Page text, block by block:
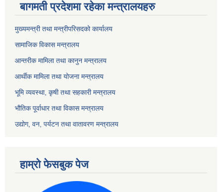
बागमती प्रदेशमा रहेका मन्त्रालयहरु
मुख्यमन्त्री तथा मन्त्रीपरिसदको कार्यालय
सामाजिक विकास मन्त्रालय
आन्तरीक मामिला तथा कानुन मन्त्रालय
आर्थीक मामिला तथा योजना मन्त्रालय
भूमि व्यवस्था, कृषी तथा सहकारी मन्त्रालय
भौतिक पूर्वाधार तथा विकास मन्त्रालय
उद्योग, वन, पर्यटन तथा वातावरण मन्त्रालय
हाम्रो फेसबुक पेज